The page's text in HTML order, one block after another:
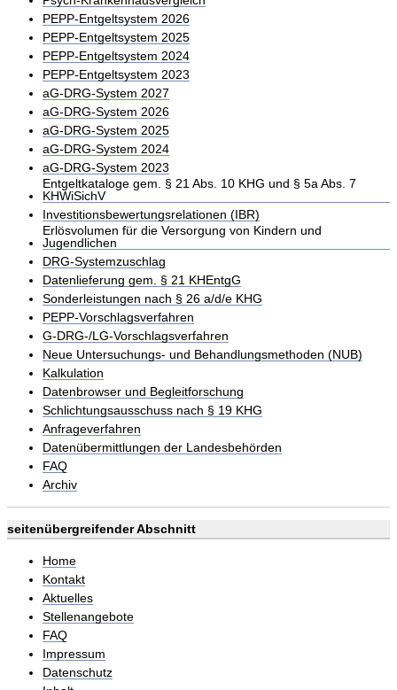
PEPP-Entgeltsystem 2026
PEPP-Entgeltsystem 2025
PEPP-Entgeltsystem 2024
PEPP-Entgeltsystem 2023
aG-DRG-System 2027
aG-DRG-System 2026
aG-DRG-System 2025
aG-DRG-System 2024
aG-DRG-System 2023
Entgeltkataloge gem. § 21 Abs. 10 KHG und § 5a Abs. 7
KHWiSichV
Investitionsbewertungsrelationen (IBR)
Erlösvolumen für die Versorgung von Kindern und
Jugendlichen
DRG-Systemzuschlag
Datenlieferung gem. § 21 KHEntgG
Sonderleistungen nach § 26 a/d/e KHG
PEPP-Vorschlagsverfahren
G-DRG-/LG-Vorschlagsverfahren
Neue Untersuchungs- und Behandlungsmethoden (NUB)
Kalkulation
Datenbrowser und Begleitforschung
Schlichtungsausschuss nach § 19 KHG
Anfrageverfahren
Datenübermittlungen der Landesbehörden
FAQ
Archiv
seitenübergreifender Abschnitt
Home
Kontakt
Aktuelles
Stellenangebote
FAQ
Impressum
Datenschutz